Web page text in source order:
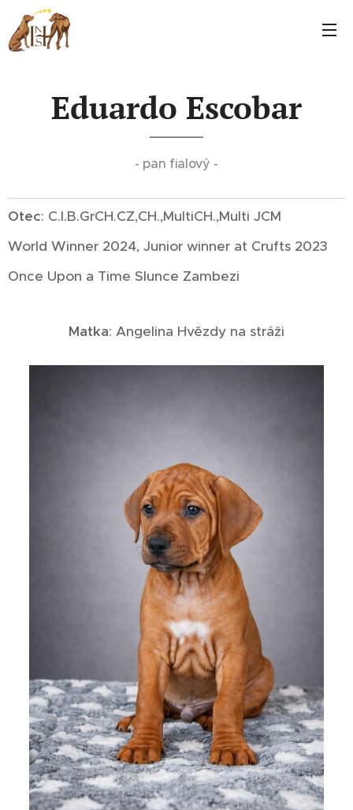
Eduardo Escobar
- pan fialový -
Otec: C.I.B.GrCH.CZ,CH.,MultiCH.,Multi JCM
World Winner 2024, Junior winner at Crufts 2023
Once Upon a Time Slunce Zambezi
Matka: Angelina Hvězdy na stráži